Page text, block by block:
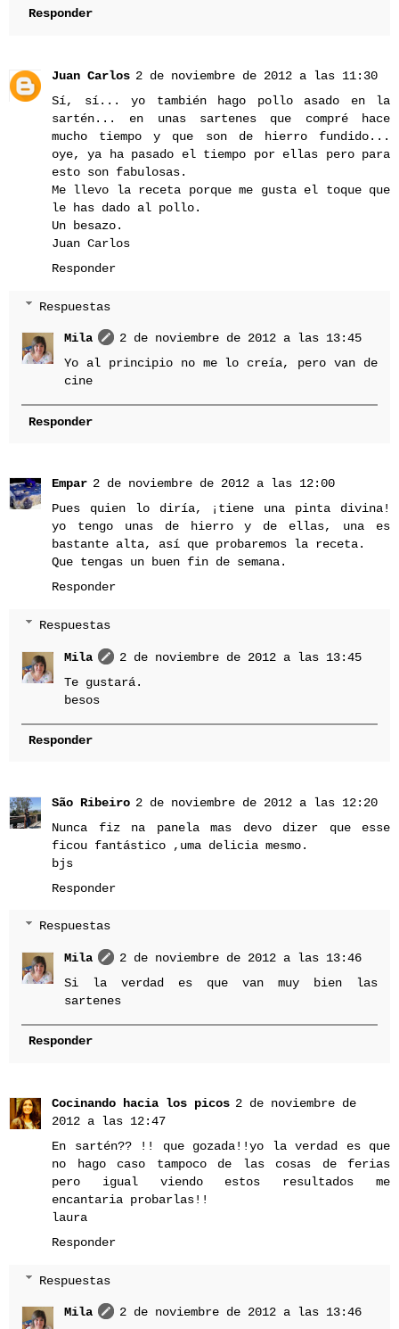
Responder
Juan Carlos 2 de noviembre de 2012 a las 11:30
Sí, sí... yo también hago pollo asado en la
sartén... en unas sartenes que compré hace
mucho tiempo y que son de hierro fundido...
oye, ya ha pasado el tiempo por ellas pero para
esto son fabulosas.
Me llevo la receta porque me gusta el toque que
le has dado al pollo.
Un besazo.
Juan Carlos
Responder
Respuestas
Mila
2 de noviembre de 2012 a las 13:45
Yo al principio no me lo creía, pero van de
cine
Responder
Empar 2 de noviembre de 2012 a las 12:00
Pues quien lo diría, ¡tiene una pinta divina!
yo tengo unas de hierro y de ellas, una es
bastante alta, así que probaremos la receta.
Que tengas un buen fin de semana.
Responder
Respuestas
Mila
2 de noviembre de 2012 a las 13:45
Te gustará.
besos
Responder
São Ribeiro 2 de noviembre de 2012 a las 12:20
Nunca fiz na panela mas devo dizer que esse
ficou fantástico ,uma delicia mesmo.
bjs
Responder
Respuestas
Mila
2 de noviembre de 2012 a las 13:46
Si la verdad es que van muy bien las
sartenes
Responder
Cocinando hacia los picos 2 de noviembre de
2012 a las 12:47
En sartén?? !! que gozada!!yo la verdad es que
no hago caso tampoco de las cosas de ferias
pero igual viendo estos resultados me
encantaria probarlas!!
laura
Responder
Respuestas
Mila
2 de noviembre de 2012 a las 13:46